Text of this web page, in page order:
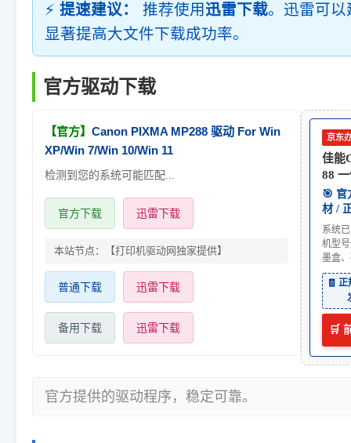
⚡ 提速建议： 推荐使用迅雷下载。迅雷可
显著提高大文件下载成功率。
官方驱动下载
【官方】 Canon PIXMA MP288 驱动 For Win
XP/Win 7/Win 10/Win 11
检测到您的系统可能匹配...
官方下载 迅雷下载
本站节点：【打印机驱动网独家提供】
普通下载 迅雷下载
备用下载 迅雷下载
京东
佳能
88
🎯 官
材 /
系统
机型
墨盒
🧾
🛒
官方提供的驱动程序，稳定可靠。